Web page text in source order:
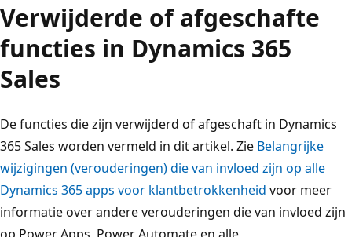
Verwijderde of afgeschafte
functies in Dynamics 365
Sales
De functies die zijn verwijderd of afgeschaft in Dynamics
365 Sales worden vermeld in dit artikel. Zie Belangrijke
wijzigingen (verouderingen) die van invloed zijn op alle
Dynamics 365 apps voor klantbetrokkenheid voor meer
informatie over andere verouderingen die van invloed zijn
op Power Apps, Power Automate en alle